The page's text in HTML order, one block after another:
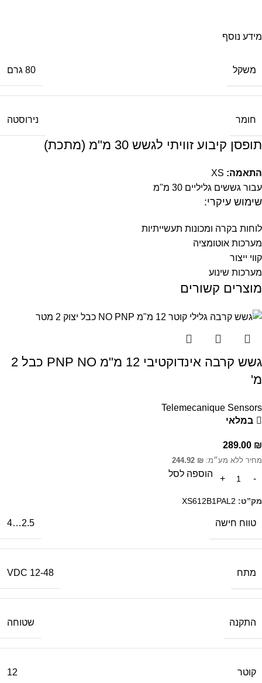
מידע נוסף
משקל 80 גרם
חומר נירוסטה
תופסן קיבוע זוויתי לגשש 30 מ"מ (מתכת)
התאמה:
עבור גששים גליליים 30 מ"מ
שימוש עיקרי:
לוחות בקרה ומכונות תעשייתיות
מערכות אוטומציה
קווי ייצור
מערכות שינוע
מוצרים קשורים
גשש קרבה אינדוקטיבי 12 מ"מ PNP NO כבל 2
מ'
Telemecanique Sensors
במלאי
289.00 ₪
מחיר ללא מע״מ: 244.92 ₪
הוספה לסל
מק”ט: XS612B1PAL2
טווח חישה 2.5…4
מתח 12-48 VDC
התקנה שטוחה
קוטר 12